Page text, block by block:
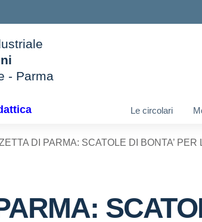
- Parma
Le circolari
DI PARMA: SCATOLE DI BONTA’ PER